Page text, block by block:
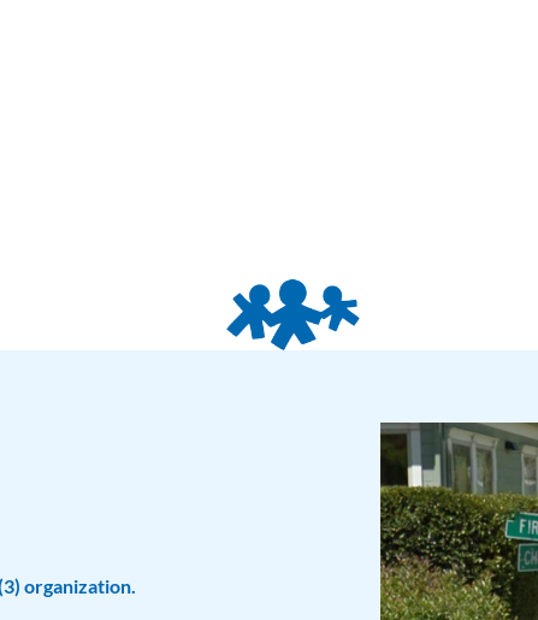
organization.